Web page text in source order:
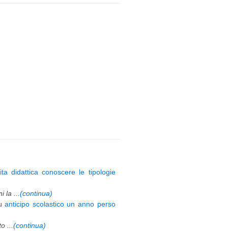
didattica conoscere le tipologie
la ... (continua)
anticipo scolastico un anno perso
... (continua)